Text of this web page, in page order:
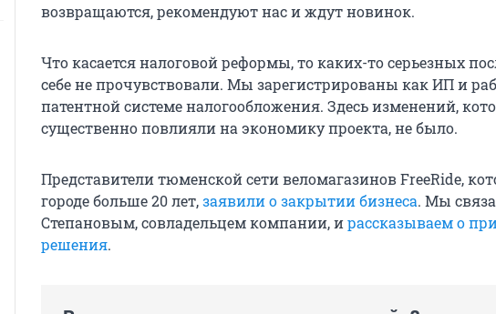
возвращаются, рекомендуют нас и ждут новинок.
Что касается налоговой реформы, то каких-то серьезных
себе не прочувствовали. Мы зарегистрированы как ИП и
патентной системе налогообложения. Здесь изменений,
существенно повлияли на экономику проекта, не было.
Представители тюменской сети веломагазинов FreeRide,
городе больше 20 лет,заявили о закрытии бизнеса. Мы
Степановым, совладельцем компании, ирассказываем о
решения.